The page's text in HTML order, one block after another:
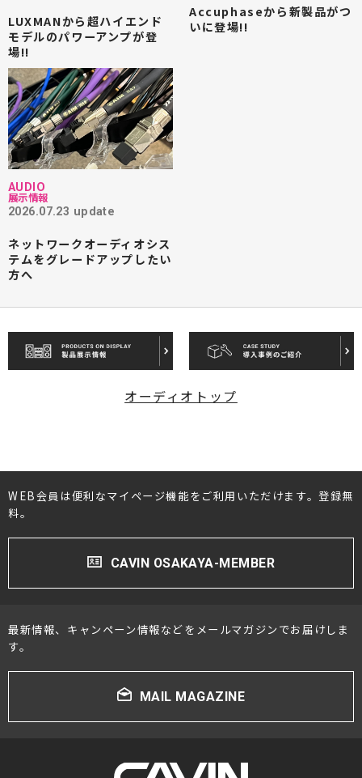
LUXMANから超ハイエンド
モデルのパワーアンプが登
場!!
Accuphaseから新製品がつ
いに登場!!
AUDIO
展示情報
2026.07.23 update
ネットワークオーディオシス
テムをグレードアップしたい
方へ
オーディオトップ
WEB会員は便利なマイページ機能をご利用いただけます。登録無
料。
CAVIN OSAKAYA-MEMBER
最新情報、キャンペーン情報などをメールマガジンでお届けしま
す。
MAIL MAGAZINE